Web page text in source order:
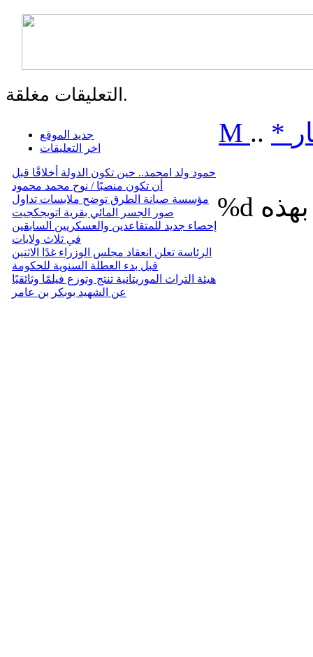
التعليقات مغلقة.
جديد الموقع
اخر التعليقات
حمود ولد امحمد.. حين تكون الدولة أخلاقًا قبل
أن تكون منصبًا / نوح محمد محمود
مؤسسة صيانة الطرق توضح ملابسات تداول
صور الجسر المائي بقرية اتويجكجيت
إحصاء جديد للمتقاعدين والعسكريين السابقين
في ثلاث ولايات
الرئاسة تعلن انعقاد مجلس الوزراء غدًا الاثنين
قبل بدء العطلة السنوية للحكومة
هيئة التراث الموريتانية تنتج وتوزع فيلمًا وثائقيًا
عن الشهيد بوبكر بن عامر
M .. *
%d